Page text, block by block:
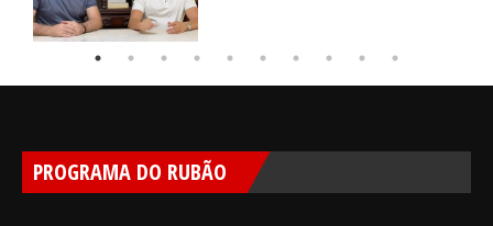
PROGRAMA DO RUBÃO